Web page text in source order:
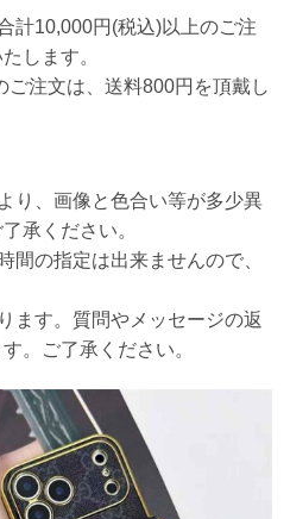
計10,000円(税込)以上のご注
します。
ご注文は、送料800円を頂戴し
り、画像と色合い等が多少異
承ください。
間の指定は出来ませんので、
ます。質問やメッセージの返
。ご了承ください。